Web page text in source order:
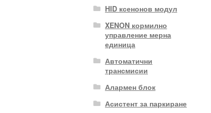
HID ксенонов модул
XENON кормилно
управление мерна
единица
Автоматични
трансмисии
Алармен блок
Асистент за паркиране